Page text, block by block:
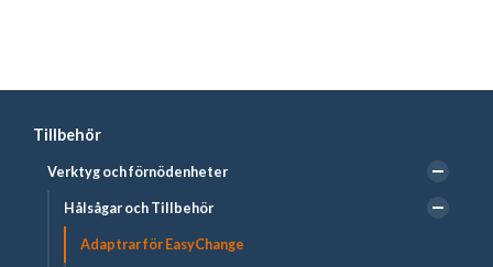
Tillbehör
Verktyg och förnödenheter
Hålsågar och Tillbehör
Adaptrar för EasyChange